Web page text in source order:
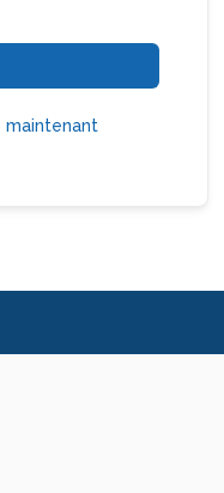
maintenant